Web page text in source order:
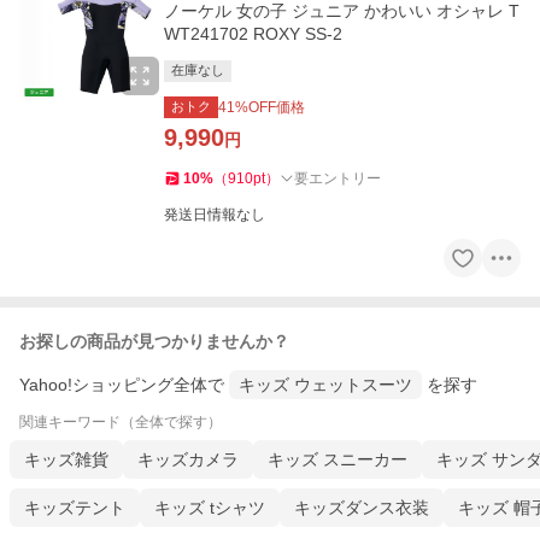
ノーケル 女の子 ジュニア かわいい オシャレ T
WT241702 ROXY SS-2
在庫なし
おトク 41%OFF価格
9,990円
10% （910pt） 要エントリー
発送日情報なし
お探しの商品が見つかりませんか？
Yahoo!ショッピング全体で キッズ ウェットスーツ を探す
関連キーワード（全体で探す）
キッズ雑貨 キッズカメラ キッズ スニーカー キッズ サン
キッズテント キッズ tシャツ キッズダンス衣装 キッズ 帽